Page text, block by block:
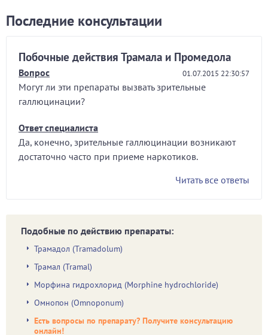
Последние консультации
Побочные действия Трамала и Промедола
Вопрос 01.07.2015 22:30:57
Могут ли эти препараты вызвать зрительные
галлюцинации?
Ответ специалиста
Да, конечно, зрительные галлюцинации возникают
достаточно часто при приеме наркотиков.
Читать все ответы
Подобные по действию препараты:
Трамадол (Tramadolum)
Трамал (Tramal)
Морфина гидрохлорид (Morphine hydrochloride)
Омнопон (Omnoponum)
Есть вопросы по препарату? Получите консультацию
онлайн!